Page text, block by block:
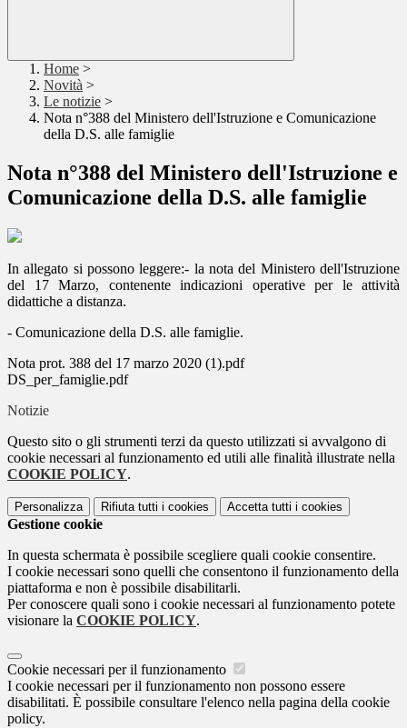
Home >
Novità >
Le notizie >
Nota n°388 del Ministero dell'Istruzione e Comunicazione
della D.S. alle famiglie
Nota n°388 del Ministero dell'Istruzione e
Comunicazione della D.S. alle famiglie
In allegato si possono leggere:- la nota del Ministero dell'Istruzione
del 17 Marzo, contenente indicazioni operative per le attività
didattiche a distanza.
- Comunicazione della D.S. alle famiglie.
Nota prot. 388 del 17 marzo 2020 (1).pdf
DS_per_famiglie.pdf
Notizie
Questo sito o gli strumenti terzi da questo utilizzati si avvalgono di
cookie necessari al funzionamento ed utili alle finalità illustrate nella
COOKIE POLICY.
Personalizza Rifiuta tutti i cookies Accetta tutti i cookies
Gestione cookie
In questa schermata è possibile scegliere quali cookie consentire.
I cookie necessari sono quelli che consentono il funzionamento della
piattaforma e non è possibile disabilitarli.
Per conoscere quali sono i cookie necessari al funzionamento potete
visionare la COOKIE POLICY.
Cookie necessari per il funzionamento
I cookie necessari per il funzionamento non possono essere
disabilitati. È possibile consultare l'elenco nella pagina della cookie
policy.